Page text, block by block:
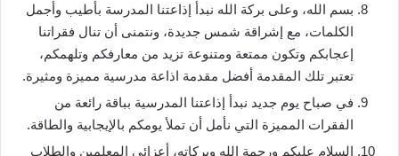
بسم الله، وعلى بركة الله نبدأ إذاعتنا المدرسة بأطيب وأجمل
الكلمات، مع إشراقة شمس جديدة، ونتمنى أن تنال فقراتنا
إعجابكم وتكون ممتعة ومتنوعة تزيد من معارفكم وتلهمكم،
تعتبر تلك المقدمة أفضل مقدمة اذاعة مدرسية مميزة ومثيرة.
في صباح يوم جديد نبدأ إذاعتنا المدرسية بباقة رائعة من
الفقرات المميزة التي نأمل أن تملأ يومكم بالإيجابية والطاقة.
السلام عليكم ورحمة الله وبركاته، أعزائي المعلمين والطلاب